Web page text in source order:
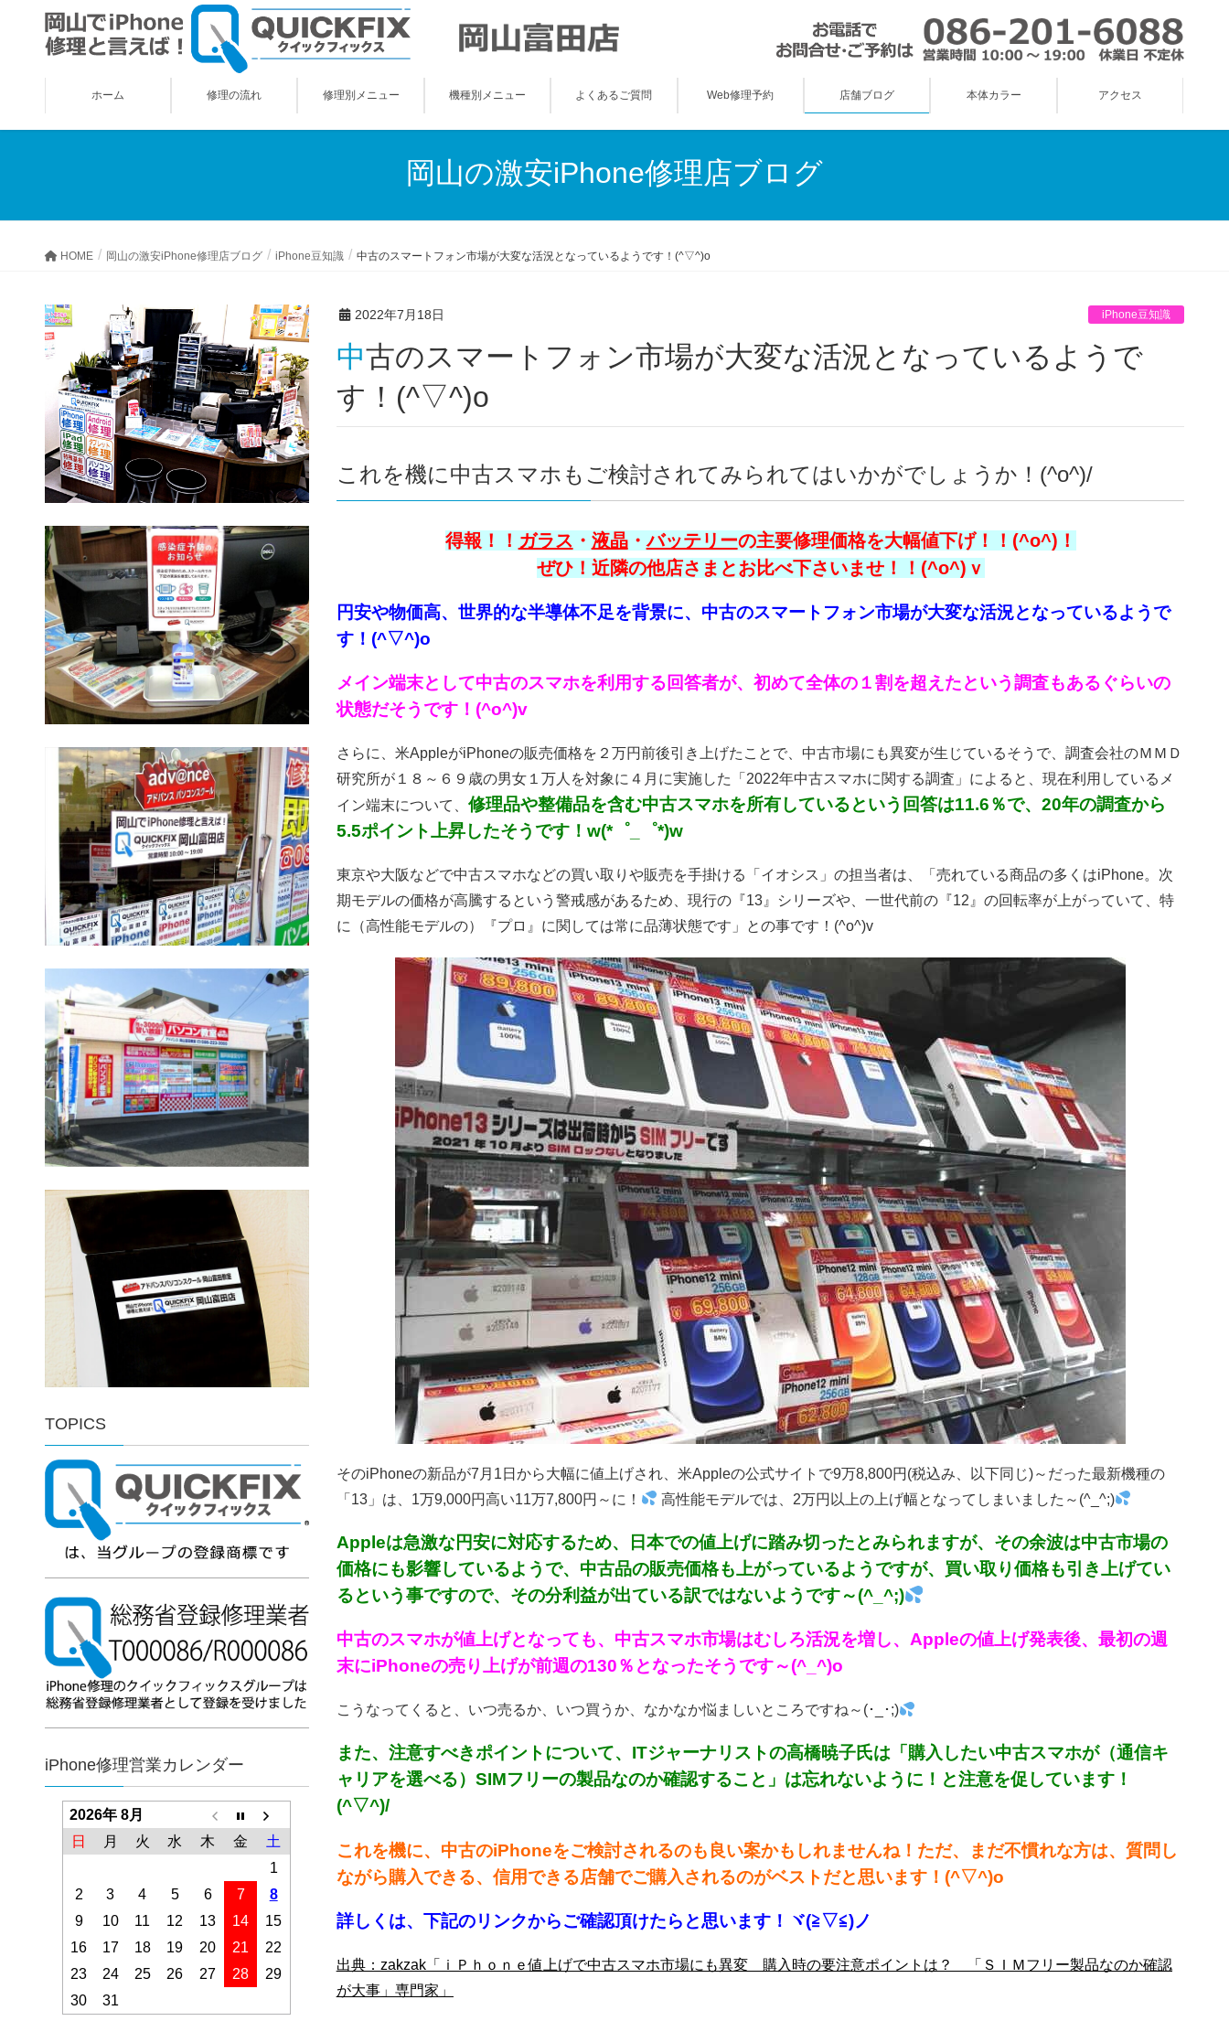
ホーム 修理の流れ 修理別メニュー 機種別メニュー よくあるご質問 Web修理予約 店舗ブログ 本体カラー アクセス
岡山の激安iPhone修理店ブログ
HOME 岡山の激安iPhone修理店ブログ iPhone豆知識 中古のスマートフォン市場が大変な活況となっているようです！(^▽^)o
2022年7月18日 iPhone豆知識
中古のスマートフォン市場が大変な活況となっているようで
す！(^▽^)o
これを機に中古スマホもご検討されてみられてはいかがでしょうか！(^o^)/
得報！！ ガラス ・ 液晶・バッテリーの主要修理価格を大幅値下げ！！(^o^)！
ぜひ！近隣の他店さまとお比べ下さいませ！！(^o^)ｖ
円安や物価高、世界的な半導体不足を背景に、中古のスマートフォン市場が大変な活況となっているようで
す！(^▽^)o
メイン端末として中古のスマホを利用する回答者が、初めて全体の１割を超えたという調査もあるぐらいの
状態だそうです！(^o^)v
さらに、米AppleがiPhoneの販売価格を２万円前後引き上げたことで、中古市場にも異変が生じているそうで、調査会社のＭＭＤ
研究所が１８～６９歳の男女１万人を対象に４月に実施した「2022年中古スマホに関する調査」によると、現在利用しているメ
イン端末について、 修理品や整備品を含む中古スマホを所有しているという回答は11.6％で、20年の調査から
5.5ポイント上昇したそうです！w(*゜_゜*)w
東京や大阪などで中古スマホなどの買い取りや販売を手掛ける「イオシス」の担当者は、「売れている商品の多くはiPhone。次
期モデルの価格が高騰するという警戒感があるため、現行の『13』シリーズや、一世代前の『12』の回転率が上がっていて、特
に（高性能モデルの）『プロ』に関しては常に品薄状態です」との事です！(^o^)v
そのiPhoneの新品が7月1日から大幅に値上げされ、米Appleの公式サイトで9万8,800円(税込み、以下同じ)～だった最新機種の
「13」は、1万9,000円高い11万7,800円～に！
高性能モデルでは、2万円以上の上げ幅となってしまいました～(^_^;)
Appleは急激な円安に対応するため、日本での値上げに踏み切ったとみられますが、その余波は中古市場の
価格にも影響しているようで、中古品の販売価格も上がっているようですが、買い取り価格も引き上げてい
るという事ですので、その分利益が出ている訳ではないようです～(^_^;)
中古のスマホが値上げとなっても、中古スマホ市場はむしろ活況を増し、Appleの値上げ発表後、最初の週
末にiPhoneの売り上げが前週の130％となったそうです～(^_^)o
こうなってくると、いつ売るか、いつ買うか、なかなか悩ましいところですね～(･_･;)
また、注意すべきポイントについて、ITジャーナリストの高橋暁子氏は「購入したい中古スマホが（通信キ
ャリアを選べる）SIMフリーの製品なのか確認すること」は忘れないように！と注意を促しています！
(^▽^)/
これを機に、中古のiPhoneをご検討されるのも良い案かもしれませんね！ただ、まだ不慣れな方は、質問し
ながら購入できる、信用できる店舗でご購入されるのがベストだと思います！(^▽^)o
詳しくは、下記のリンクからご確認頂けたらと思います！ヾ(≧▽≦)ノ
出典：zakzak「ｉＰｈｏｎｅ値上げで中古スマホ市場にも異変 購入時の要注意ポイントは？ 「ＳＩＭフリー製品なのか確認
が大事」専門家」
TOPICS
iPhone修理営業カレンダー
2026年 8月
日
月 火 水 木 金
土
1
2
3 4 5 6 7
8
9
10 11 12 13 14
15
16
17 18 19 20 21
22
23
24 25 26 27 28
29
30
31